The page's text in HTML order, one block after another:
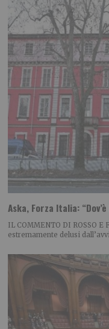
Aska, Forza Italia:
IL COMMENTO DI ROSSO
estremamente delusi